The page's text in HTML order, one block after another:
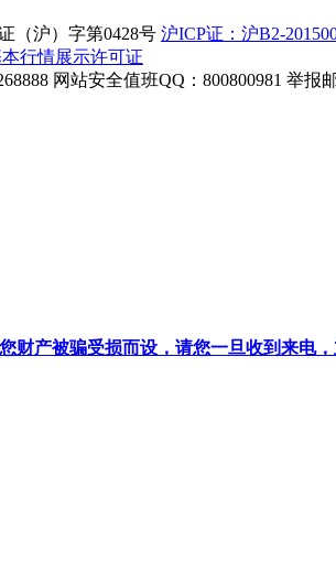
（沪）字第0428号 沪ICP证：沪B2-
行情展示许可证
网站安全值班QQ：800800981 举报
财产被骗受损而设，请您一旦收到来电，